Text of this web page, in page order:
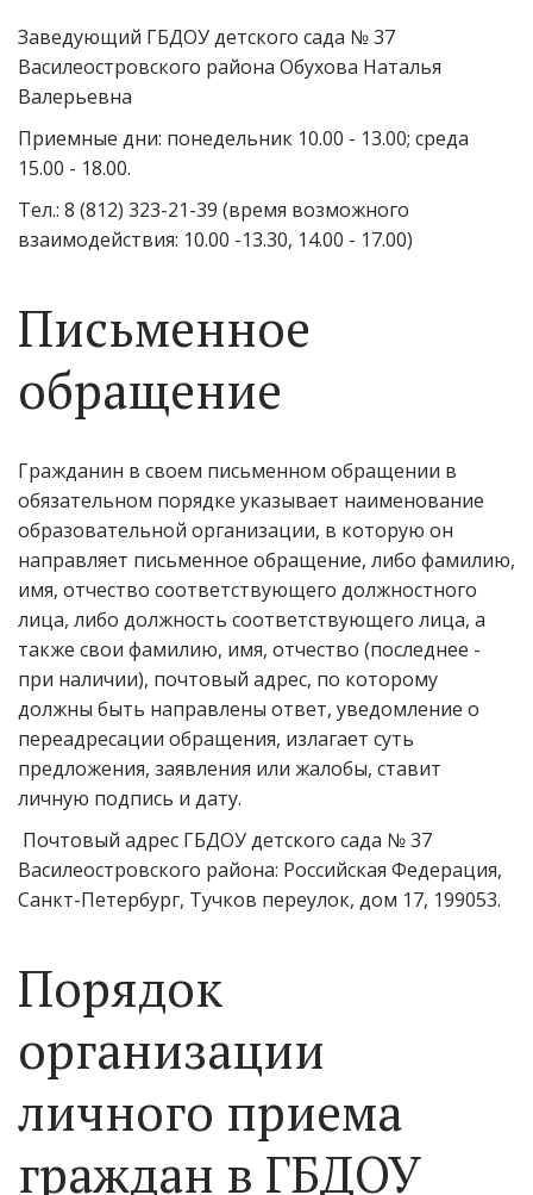
Заведующий ГБДОУ детского сада № 37
Василеостровского района Обухова Наталья
Валерьевна
Приемные дни: понедельник 10.00 - 13.00; среда
15.00 - 18.00.
Тел.: 8 (812) 323-21-39 (время возможного
взаимодействия: 10.00 -13.30, 14.00 - 17.00)
Письменное
обращение
Гражданин в своем письменном обращении в
обязательном порядке указывает наименование
образовательной организации, в которую он
направляет письменное обращение, либо фамилию,
имя, отчество соответствующего должностного
лица, либо должность соответствующего лица, а
также свои фамилию, имя, отчество (последнее -
при наличии), почтовый адрес, по которому
должны быть направлены ответ, уведомление о
переадресации обращения, излагает суть
предложения, заявления или жалобы, ставит
личную подпись и дату.
Почтовый адрес ГБДОУ детского сада № 37
Василеостровского района: Российская Федерация,
Санкт-Петербург, Тучков переулок, дом 17, 199053.
Порядок
организации
личного приема
граждан в ГБДОУ